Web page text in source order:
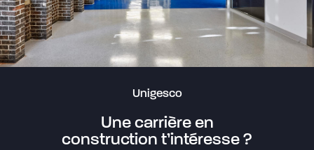
Unigesco
Une carrière en
construction t’intéresse ?